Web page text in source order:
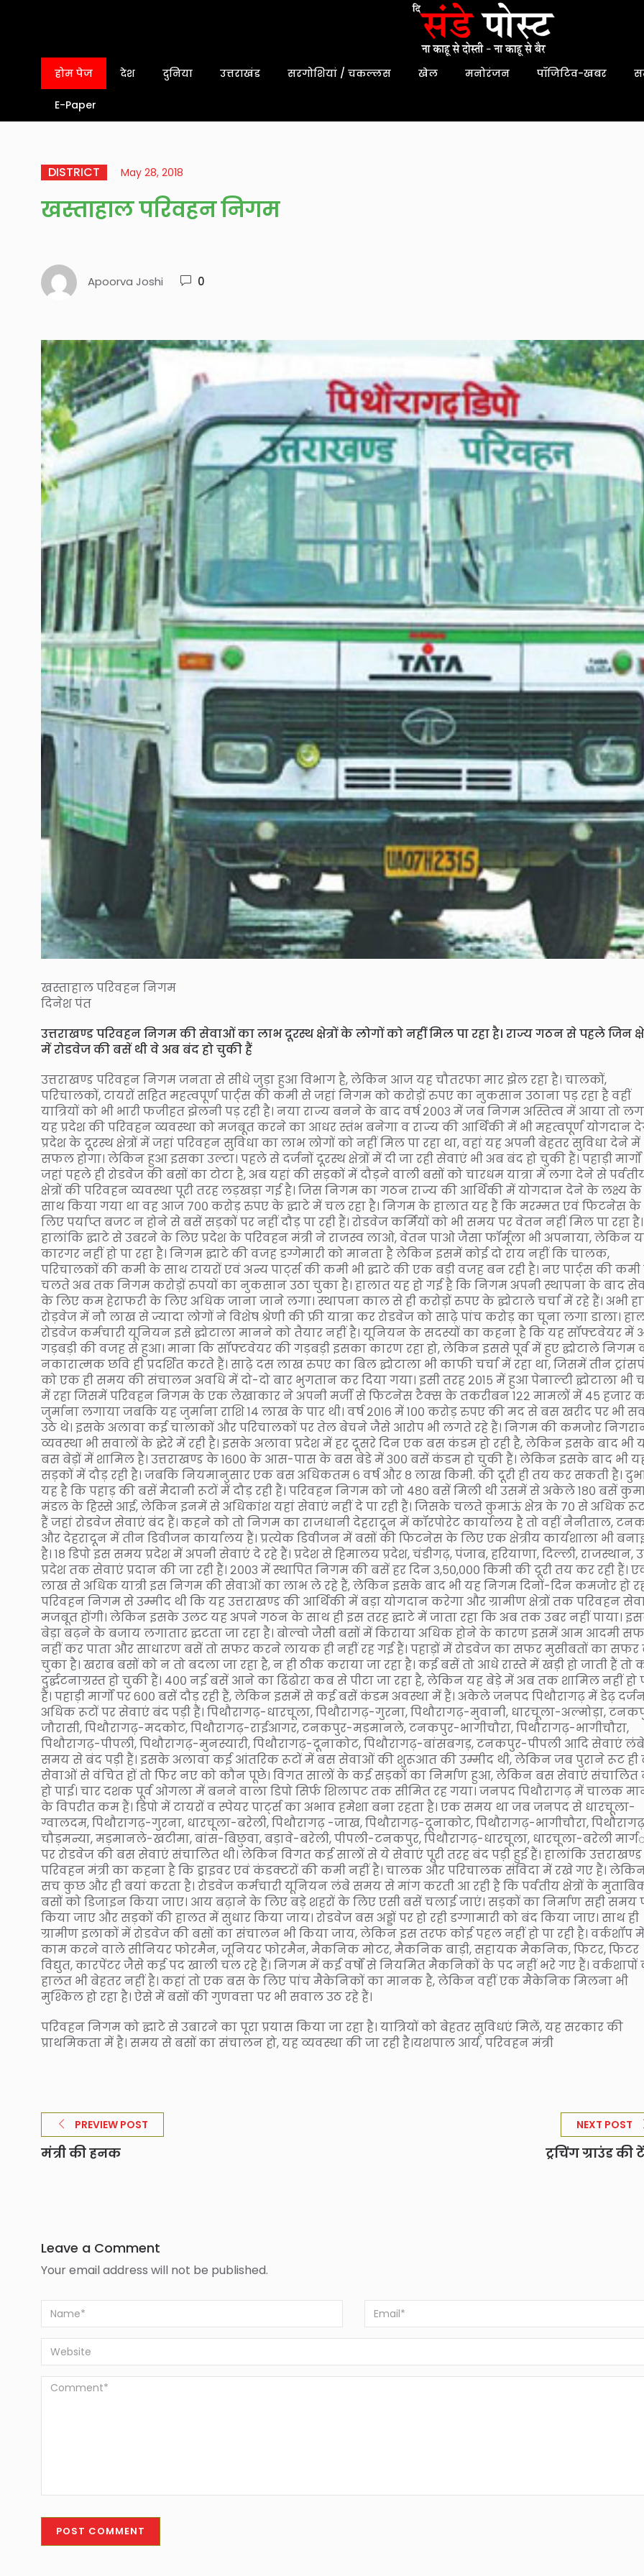
होम पेज देश दुनिया उत्तराखंड सरगोशियां / चकल्लस खेल मनोरंजन पॉजिटिव-खबर
E-Paper
DISTRICT May 28, 2018
खस्ताहाल परिवहन निगम
Apoorva Joshi 0
खस्ताहाल परिवहन निगम
दिनेश पंत
उत्तराखण्ड परिवहन निगम की सेवाओं का लाभ दूरस्थ क्षेत्रों के लोगों को नहीं मिल पा रहा है। राज्य गठन से पहले जिन
में रोडवेज की बसें थी वे अब बंद हो चुकी हैं
उत्तराखण्ड परिवहन निगम जनता से सीधे जुड़ा हुआ विभाग है, लेकिन आज यह चौतरफा मार झेल रहा है। चालकों,
परिचालकों, टायरों सहित महत्वपूर्ण पार्ट्‌स की कमी से जहां निगम को करोड़ों रुपए का नुकसान उठाना पड़ रहा है वहीं
यात्रियों को भी भारी फजीहत झेलनी पड़ रही है। नया राज्य बनने के बाद वर्ष २००३ में जब निगम अस्तित्व में आया तो
यह प्रदेश की परिवहन व्यवस्था को मजबूत करने का आधर स्तंभ बनेगा व राज्य की आर्थिकी में भी महत्वपूर्ण योगदान
प्रदेश के दूरस्थ क्षेत्रों में जहां परिवहन सुविधा का लाभ लोगों को नहीं मिल पा रहा था, वहां यह अपनी बेहतर सुविधा देने में
सफल होगा। लेकिन हुआ इसका उल्टा। पहले से दर्जनों दूरस्थ क्षेत्रों में दी जा रही सेवाएं भी अब बंद हो चुकी हैं। पहाड़ी
जहां पहले ही रोडवेज की बसों का टोटा है, अब यहां की सड़कों में दौड़ने वाली बसों को चारधम यात्रा में लगा देने से
क्षेत्रों की परिवहन व्यवस्था पूरी तरह लड़खड़ा गई है। जिस निगम का गठन राज्य की आर्थिकी में योगदान देने के लक्ष्य के
साथ किया गया था वह आज ७०० करोड़ रुपए के द्घाटे में चल रहा है। निगम के हालात यह हैं कि मरम्मत एवं फिटनेस के
लिए पर्याप्त बजट न होने से बसें सड़कों पर नहीं दौड़ पा रही हैं। रोडवेज कर्मियों को भी समय पर वेतन नहीं मिल पा रहा है।
हालांकि द्घाटे से उबरने के लिए प्रदेश के परिवहन मंत्री ने राजस्व लाओ, वेतन पाओ जैसा फॉर्मूला भी अपनाया, लेकिन
कारगर नहीं हो पा रहा है। निगम द्घाटे की वजह डग्गेमारी को मानता है लेकिन इसमें कोई दो राय नहीं कि चालक,
परिचालकों की कमी के साथ टायरों एवं अन्य पार्ट्स की कमी भी द्घाटे की एक बड़ी वजह बन रही है। नए पार्ट्‌स की
चलते अब तक निगम करोड़ों रुपयों का नुकसान उठा चुका है। हालात यह हो गई है कि निगम अपनी स्थापना के बाद
के लिए कम हेराफरी के लिए अधिक जाना जाने लगा। स्थापना काल से ही करोड़ों रुपए के द्घोटाले चर्चा में रहे हैं। अभी
रोड़वेज में नौ लाख से ज्यादा लोगों ने विशेष श्रेणी की फ्री यात्रा कर रोडवेज को साढ़े पांच करोड़ का चूना लगा डाला।
रोडवेज कर्मचारी यूनियन इसे द्घोटाला मानने को तैयार नहीं है। यूनियन के सदस्यों का कहना है कि यह सॉफ्टवेयर में
गड़बड़ी की वजह से हुआ। माना कि सॉफ्टवेयर की गड़बड़ी इसका कारण रहा हो, लेकिन इससे पूर्व में हुए द्घोटाले निगम
नकारात्मक छवि ही प्रदर्शित करते हैं। साढ़े दस लाख रुपए का बिल द्घोटाला भी काफी चर्चा में रहा था, जिसमें तीन
को एक ही समय की संचालन अवधि में दो-दो बार भुगतान कर दिया गया। इसी तरह २०१५ में हुआ पेनाल्टी द्घोटाला भी
में रहा जिसमें परिवहन निगम के एक लेखाकार ने अपनी मर्जी से फिटनेस टैक्स के तकरीबन १२२ मामलों में ४५ हजार
जुर्माना लगाया जबकि यह जुर्माना राशि १४ लाख के पार थी। वर्ष २०१६ में १०० करोड़ रुपए की मद से बस खरीद पर भी
उठे थे। इसके अलावा कई चालाकों और परिचालकों पर तेल बेचने जैसे आरोप भी लगते रहे हैं। निगम की कमजोर
व्यवस्था भी सवालों के द्घेरे में रही है। इसके अलावा प्रदेश में हर दूसरे दिन एक बस कंडम हो रही है, लेकिन इसके बाद भी
बस बेड़ों में शामिल है। उत्तराखण्ड के १६०० के आस-पास के बस बेडे में ३०० बसें कंडम हो चुकी हैं। लेकिन इसके बाद भी
सड़कों में दौड़ रही है। जबकि नियमानुसार एक बस अधिकतम ६ वर्ष और ८ लाख किमी. की दूरी ही तय कर सकती है।
यह है कि पहाड़ की बसें मैदानी रूटों में दौड़ रही हैं। परिवहन निगम को जो ४८० बसें मिली थी उसमें से अकेले १८० बसें
मंडल के हिस्से आई, लेकिन इनमें से अधिकांश यहां सेवाएं नहीं दे पा रही हैं। जिसके चलते कुमाऊं क्षेत्र के ७० से अधिक
हैं जहां रोडवेज सेवाएं बंद हैं। कहने को तो निगम का राजधानी देहरादून में कॉरपोरेट कार्यालय है तो वहीं नैनीताल,
और देहरादून में तीन डिवीजन कार्यालय हैं। प्रत्येक डिवीजन में बसों की फिटनेस के लिए एक क्षेत्रीय कार्यशाला भी
है। १८ डिपो इस समय प्रदेश में अपनी सेवाएं दे रहे हैं। प्रदेश से हिमालय प्रदेश, चंडीगढ़, पंजाब, हरियाणा, दिल्ली, राजस्थान,
प्रदेश तक सेवाएं प्रदान की जा रही हैं। २००३ में स्थापित निगम की बसें हर दिन ३,५०,००० किमी की दूरी तय कर रही हैं।
लाख से अधिक यात्री इस निगम की सेवाओं का लाभ ले रहे हैं, लेकिन इसके बाद भी यह निगम दिनों-दिन कमजोर हो
परिवहन निगम से उम्मीद थी कि यह उत्तराखण्ड की आर्थिकी में बड़ा योगदान करेगा और ग्रामीण क्षेत्रों तक परिवहन
मजबूत होंगी। लेकिन इसके उलट यह अपने गठन के साथ ही इस तरह द्घाटे में जाता रहा कि अब तक उबर नहीं पाया।
बेड़ा बढ़ने के बजाय लगातार द्घटता जा रहा है। बोल्वो जैसी बसों में किराया अधिक होने के कारण इसमें आम आदमी
नहीं कर पाता और साधारण बसें तो सफर करने लायक ही नहीं रह गई हैं। पहाड़ों में रोडवेज का सफर मुसीबतों का
चुका है। खराब बसों को न तो बदला जा रहा है, न ही ठीक कराया जा रहा है। कई बसें तो आधे रास्ते में खड़ी हो जाती हैं तो
दुर्द्घटनाग्रस्त हो चुकी हैं। ४०० नई बसें आने का ढिंढोरा कब से पीटा जा रहा है, लेकिन यह बेड़े में अब तक शामिल नहीं हो
हैं। पहाड़ी मार्गों पर ६०० बसें दौड़ रही हैं, लेकिन इसमें से कई बसें कंडम अवस्था में हैं। अकेले जनपद पिथौरागढ़ में डेढ़
अधिक रूटों पर सेवाएं बंद पड़ी हैं। पिथौरागढ़-धारचूला, पिथौरागढ़-गुरना, पिथौरागढ़-मुवानी, धारचूला-अल्मोड़ा,
जौरासी, पिथौरागढ़-मदकोट, पिथौरागढ़-राईआगर, टनकपुर-मड़मानले, टनकपुर-भागीचौरा, पिथौरागढ़-भागीचौरा,
पिथौरागढ़-पीपली, पिथौरागढ़-मुनस्यारी, पिथौरागढ़-दूनाकोट, पिथौरागढ़-बांसबगड़, टनकपुर-पीपली आदि सेवाएं लंबे
समय से बंद पड़ी हैं। इसके अलावा कई आंतरिक रूटों में बस सेवाओं की शुरूआत की उम्मीद थी, लेकिन जब पुराने रूट ही
सेवाओं से वंचित हों तो फिर नए को कौन पूछे। विगत सालों के कई सड़कों का निर्माण हुआ, लेकिन बस सेवाएं संचालित
हो पाई। चार दशक पूर्व ओगला में बनने वाला डिपो सिर्फ शिलापट तक सीमित रह गया। जनपद पिथौरागढ़ में चालक
के विपरीत कम हैं। डिपो में टायरों व स्पेयर पार्ट्स का अभाव हमेशा बना रहता है। एक समय था जब जनपद से धारचूला-
ग्वालदम, पिथौरागढ़-गुरना, धारचूला-बरेली, पिथौरागढ़ -जाख, पिथौरागढ़-दूनाकोट, पिथौरागढ़-भागीचौरा,
चौड़मन्या, मड़मानले-खटीमा, बांस-बिछुवा, बड़ावे-बरेली, पीपली-टनकपुर, पिथौरागढ़-धारचूला, धारचूला-बरेली
पर रोडवेज की बस सेवाएं संचालित थी। लेकिन विगत कई सालों से ये सेवाएं पूरी तरह बंद पड़ी हुई हैं। हालांकि
परिवहन मंत्री का कहना है कि ड्राइवर एवं कंडक्टरों की कमी नहीं है। चालक और परिचालक संविदा में रखे गए हैं।
सच कुछ और ही बयां करता है। रोडवेज कर्मचारी यूनियन लंबे समय से मांग करती आ रही है कि पर्वतीय क्षेत्रों के
बसों को डिजाइन किया जाए। आय बढ़ाने के लिए बड़े शहरों के लिए एसी बसें चलाई जाएं। सड़कों का निर्माण सही समय
किया जाए और सड़कों की हालत में सुधार किया जाय। रोडवेज बस अड्डों पर हो रही डग्गामारी को बंद किया जाए। साथ ही
ग्रामीण इलाकों में रोडवेज की बसों का संचालन भी किया जाय, लेकिन इस तरफ कोई पहल नहीं हो पा रही है। वर्कशॉप में
काम करने वाले सीनियर फोरमैन, जूनियर फोरमैन, मैकनिक मोटर, मैकनिक बाड़ी, सहायक मैकनिक, फिटर, फिटर
विद्युत, कारपेंटर जैसे कई पद खाली चल रहे हैं। निगम में कई वर्षों से नियमित मैकनिकों के पद नहीं भरे गए हैं। वर्कशापों
हालत भी बेहतर नहीं है। कहां तो एक बस के लिए पांच मैकेनिकों का मानक है, लेकिन वहीं एक मैकेनिक मिलना भी
मुश्किल हो रहा है। ऐसे में बसों की गुणवत्ता पर भी सवाल उठ रहे हैं।
परिवहन निगम को द्घाटे से उबारने का पूरा प्रयास किया जा रहा है। यात्रियों को बेहतर सुविधएं मिलें, यह सरकार की
प्राथमिकता में है। समय से बसों का संचालन हो, यह व्यवस्था की जा रही है।यशपाल आर्य, परिवहन मंत्री
PREVIEW POST
मंत्री की हनक
NEXT POST
ट्रचिंग ग्राउंड
Leave a Comment
Your email address will not be published.